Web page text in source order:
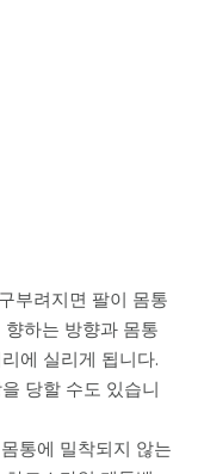
부려지면 팔이 몸통
하는 방향과 몸통
에 실리게 됩니다.
당할 수도 있습니
통에 밀착되지 않는